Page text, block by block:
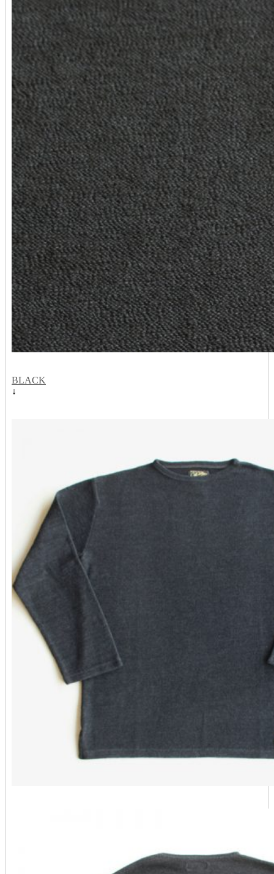
BLACK
↓